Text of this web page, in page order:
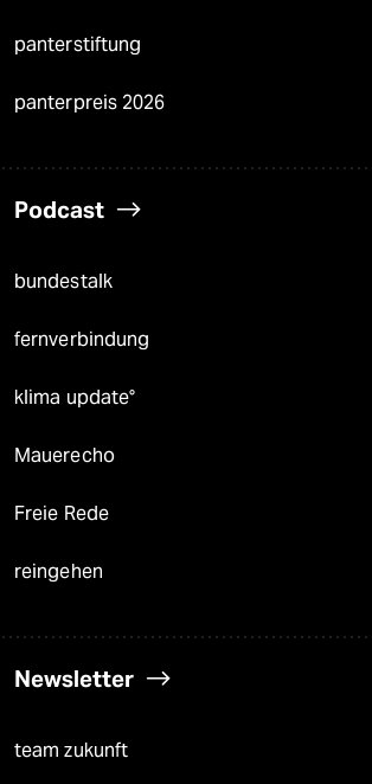
panterstiftung
panterpreis 2026
Podcast
bundestalk
fernverbindung
klima update°
Mauerecho
Freie Rede
reingehen
Newsletter
team zukunft